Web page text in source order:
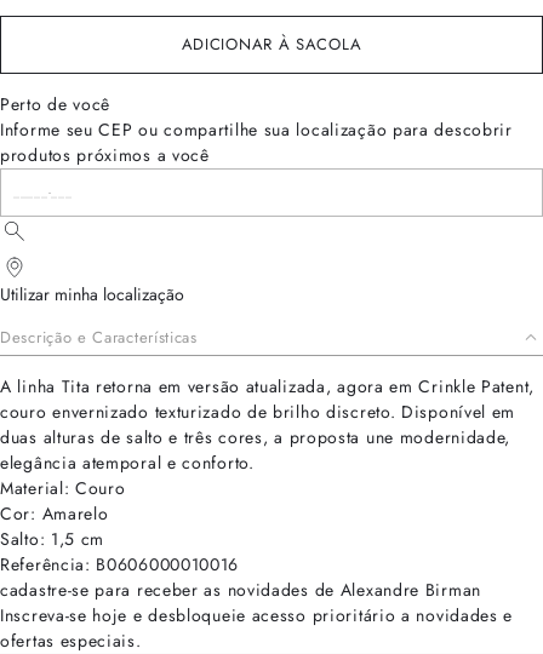
ADICIONAR À SACOLA
Perto de você
Informe seu CEP ou compartilhe sua localização para descobrir
produtos próximos a você
Utilizar minha localização
Descrição e Características
A linha Tita retorna em versão atualizada, agora em Crinkle Patent,
couro envernizado texturizado de brilho discreto. Disponível em
duas alturas de salto e três cores, a proposta une modernidade,
elegância atemporal e conforto.
Material: Couro
Cor: Amarelo
Salto: 1,5 cm
Referência: B0606000010016
cadastre-se para receber as novidades de Alexandre Birman
Inscreva-se hoje e desbloqueie acesso prioritário a novidades e
ofertas especiais.